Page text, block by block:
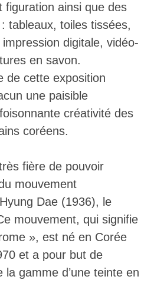
figuration ainsi que des
tableaux, toiles tissées,
digitale, vidéo-
en savon.
de cette exposition
une paisible
créativité des
coréens.
fière de pouvoir
mouvement
Dae (1936), le
mouvement, qui signifie
», est né en Corée
et a pour but de
gamme d’une teinte en